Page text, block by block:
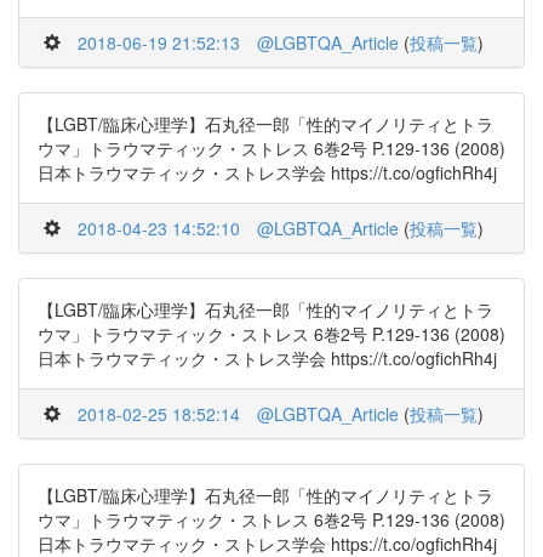
2018-06-19 21:52:13 @LGBTQA_Article (投稿一覧)
【LGBT/臨床心理学】石丸径一郎「性的マイノリティとトラ
ウマ」トラウマティック・ストレス 6巻2号 P.129-136 (2008)
日本トラウマティック・ストレス学会 https://t.co/ogfichRh4j
2018-04-23 14:52:10 @LGBTQA_Article (投稿一覧)
【LGBT/臨床心理学】石丸径一郎「性的マイノリティとトラ
ウマ」トラウマティック・ストレス 6巻2号 P.129-136 (2008)
日本トラウマティック・ストレス学会 https://t.co/ogfichRh4j
2018-02-25 18:52:14 @LGBTQA_Article (投稿一覧)
【LGBT/臨床心理学】石丸径一郎「性的マイノリティとトラ
ウマ」トラウマティック・ストレス 6巻2号 P.129-136 (2008)
日本トラウマティック・ストレス学会 https://t.co/ogfichRh4j